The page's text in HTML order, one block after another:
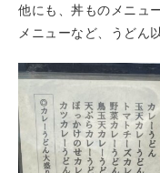
他にも、丼ものメニュ
メニューなど、うどん